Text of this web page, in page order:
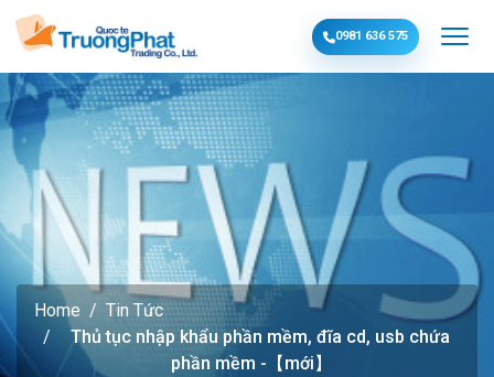
0981 636 575
Home
Tin Tức
Thủ tục nhập khẩu phần mềm, đĩa cd, usb chứa
phần mềm -【mới】